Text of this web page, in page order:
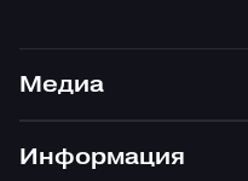
Медиа
Информация